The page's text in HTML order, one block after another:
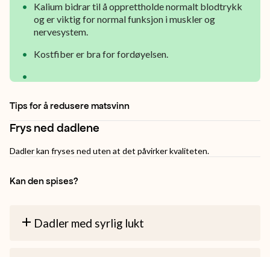
Kalium bidrar til å opprettholde normalt blodtrykk
og er viktig for normal funksjon i muskler og
nervesystem.
Kostfiber er bra for fordøyelsen.
Tips for å redusere matsvinn
Frys ned dadlene
Dadler kan fryses ned uten at det påvirker kvaliteten.
Kan den spises?
Dadler med syrlig lukt